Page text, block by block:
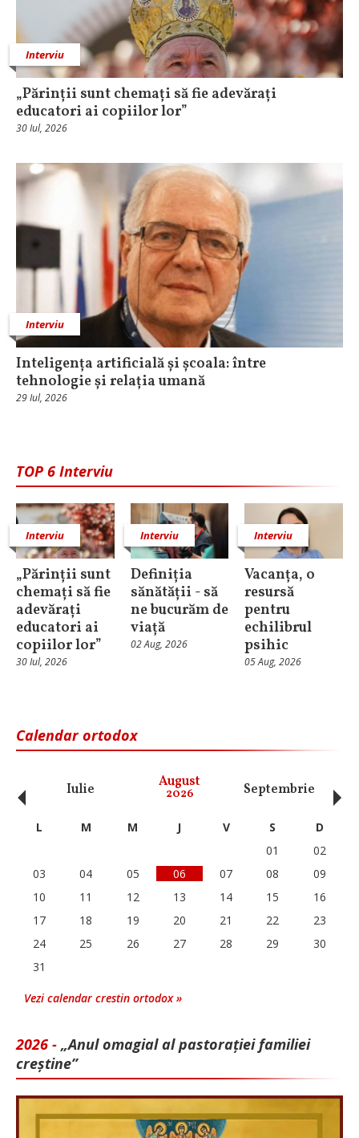
Interviu
„Părinții sunt chemați să fie adevărați
educatori ai copiilor lor”
30 Iul, 2026
Interviu
Inteligența artificială și școala: între
tehnologie și relația umană
29 Iul, 2026
TOP 6 Interviu
Interviu
„Părinții sunt
chemați să fie
adevărați
educatori ai
copiilor lor”
30 Iul, 2026
Interviu
Definiția
sănătății - să
ne bucurăm de
viață
02 Aug, 2026
Interviu
Vacanța, o
resursă
pentru
echilibrul
psihic
05 Aug, 2026
Calendar ortodox
Iulie August
2026 Septembrie
‹ L M M J V S
D
01
02
03
04 05 06 07 08
09
10
11 12 13 14 15
16
17
18 19 20 21 22
23
24
25 26 27 28 29
30
31
Vezi calendar crestin ortodox »
2026 - „Anul omagial al pastorației familiei
creștine”